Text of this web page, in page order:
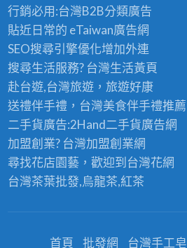
行銷必用:台灣B2B分類廣告
貼近日常的 eTaiwan廣告網
SEO搜尋引擎優化增加外連
搜尋生活服務? 台灣生活黃頁
赴台遊,台灣旅遊，旅遊好康
送禮伴手禮，台灣美食伴手禮推薦
二手貨廣告:2Hand二手貨廣告網
加盟創業? 台灣加盟創業網
尋找花店園藝，歡迎到 台灣花網
台灣茶葉批發,烏龍茶,紅茶
首頁 批發網 台灣手工皂